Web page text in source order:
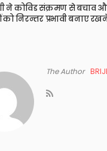
ने कोविड संक्रमण से बचाव
निरन्तर प्रभावी बनाए
The Author